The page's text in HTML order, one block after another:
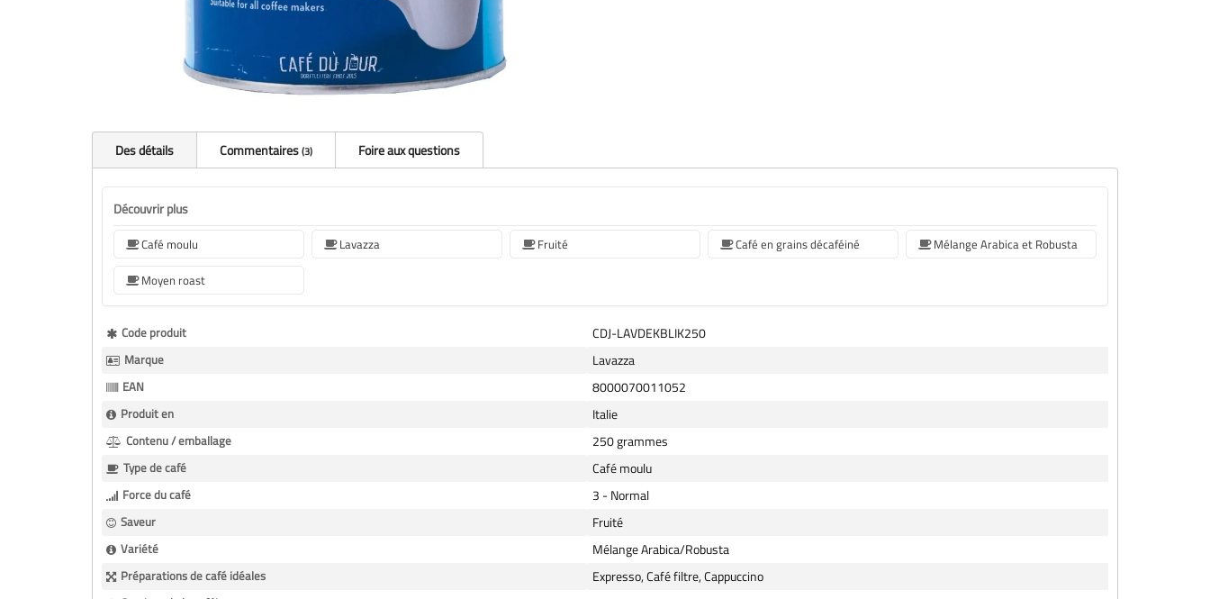
Des détails Commentaires 3 Foire aux questions
Découvrir plus
Café moulu Lavazza Fruité Café en grains décaféiné
Mélange Arabica et Robusta
Moyen roast
Plus
d’information
Code produit CDJ-LAVDEKBLIK250
Marque Lavazza
EAN 8000070011052
Produit en Italie
Contenu / emballage 250 grammes
Type de café Café moulu
Force du café 3 - Normal
Saveur Fruité
Variété Mélange Arabica/Robusta
Préparations de café idéales Expresso, Café filtre, Cappuccino